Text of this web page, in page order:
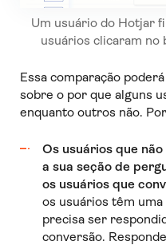
Um usuário do Hotjar
usuários clicaram no
Essa comparação
sobre o por que alguns
enquanto outros não.
Os usuários que
a sua seção de
os usuários que
os usuários têm
precisa ser
conversão.